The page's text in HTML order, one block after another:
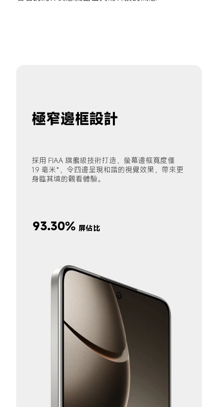
賦力量
極窄邊框設計
採用 FIAA 旗艦級技術打造，螢幕邊框寬度僅
1.9 毫米*，令四邊呈現和諧的視覺效果，帶來更
身臨其境的觀看體驗。
93.30% 屏佔比